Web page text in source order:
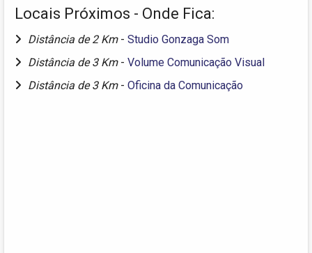
Locais Próximos - Onde Fica:
Distância de 2 Km - Studio Gonzaga Som
Distância de 3 Km - Volume Comunicação Visual
Distância de 3 Km - Oficina da Comunicação